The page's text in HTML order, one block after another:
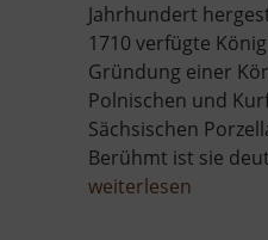
Jahrhundert
1710 verfügte
Gründung einer
Polnischen und
Sächsischen
Berühmt ist sie
weiterlesenüber